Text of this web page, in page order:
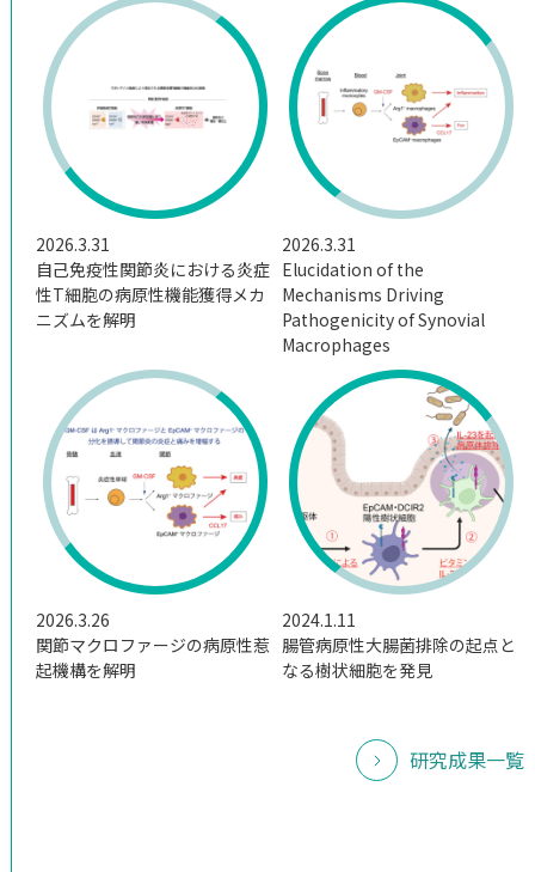
2026.3.31
自己免疫性関節炎における炎症
性T細胞の病原性機能獲得メカ
ニズムを解明
2026.3.31
Elucidation of the
Mechanisms Driving
Pathogenicity of Synovial
Macrophages
2026.3.26
関節マクロファージの病原性惹
起機構を解明
2024.1.11
腸管病原性大腸菌排除の起点と
なる樹状細胞を発見
研究成果一覧